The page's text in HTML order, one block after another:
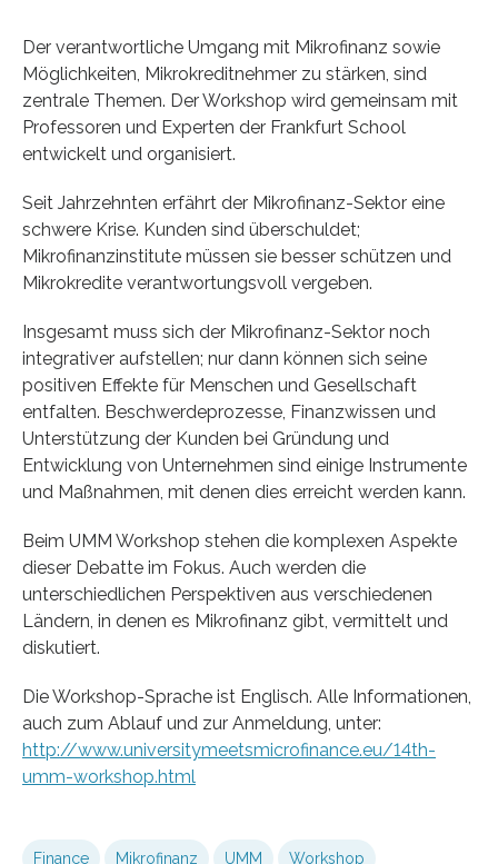
Der verantwortliche Umgang mit Mikrofinanz sowie
Möglichkeiten, Mikrokreditnehmer zu stärken, sind
zentrale Themen. Der Workshop wird gemeinsam mit
Professoren und Experten der Frankfurt School
entwickelt und organisiert.
Seit Jahrzehnten erfährt der Mikrofinanz-Sektor eine
schwere Krise. Kunden sind überschuldet;
Mikrofinanzinstitute müssen sie besser schützen und
Mikrokredite verantwortungsvoll vergeben.
Insgesamt muss sich der Mikrofinanz-Sektor noch
integrativer aufstellen; nur dann können sich seine
positiven Effekte für Menschen und Gesellschaft
entfalten. Beschwerdeprozesse, Finanzwissen und
Unterstützung der Kunden bei Gründung und
Entwicklung von Unternehmen sind einige Instrumente
und Maßnahmen, mit denen dies erreicht werden kann.
Beim UMM Workshop stehen die komplexen Aspekte
dieser Debatte im Fokus. Auch werden die
unterschiedlichen Perspektiven aus verschiedenen
Ländern, in denen es Mikrofinanz gibt, vermittelt und
diskutiert.
Die Workshop-Sprache ist Englisch. Alle Informationen,
auch zum Ablauf und zur Anmeldung, unter:
http://www.universitymeetsmicrofinance.eu/14th-
umm-workshop.html
Finance Mikrofinanz UMM Workshop